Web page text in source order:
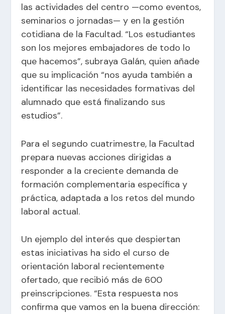
las actividades del centro —como eventos,
seminarios o jornadas— y en la gestión
cotidiana de la Facultad. “Los estudiantes
son los mejores embajadores de todo lo
que hacemos”, subraya Galán, quien añade
que su implicación “nos ayuda también a
identificar las necesidades formativas del
alumnado que está finalizando sus
estudios”.
Para el segundo cuatrimestre, la Facultad
prepara nuevas acciones dirigidas a
responder a la creciente demanda de
formación complementaria específica y
práctica, adaptada a los retos del mundo
laboral actual.
Un ejemplo del interés que despiertan
estas iniciativas ha sido el curso de
orientación laboral recientemente
ofertado, que recibió más de 600
preinscripciones. “Esta respuesta nos
confirma que vamos en la buena dirección: